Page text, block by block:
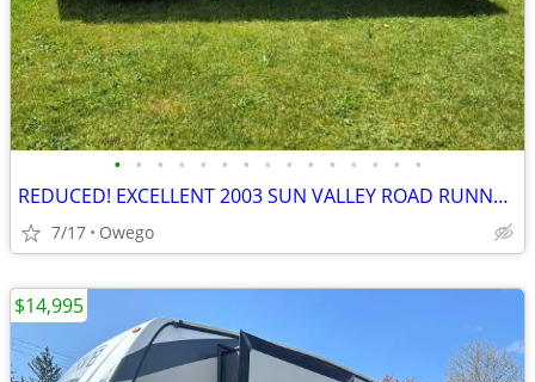
• • • • • • • • • • • • • • •
REDUCED! EXCELLENT 2003 SUN VALLEY ROAD RUNNER CAMPER
7/17 Owego
$14,995